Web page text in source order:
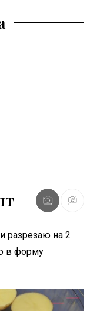
разрезаю на 2
в форму